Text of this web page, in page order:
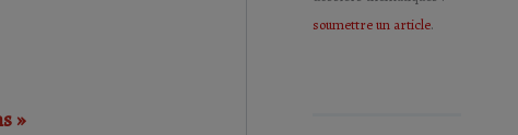
»
soumettre un article.